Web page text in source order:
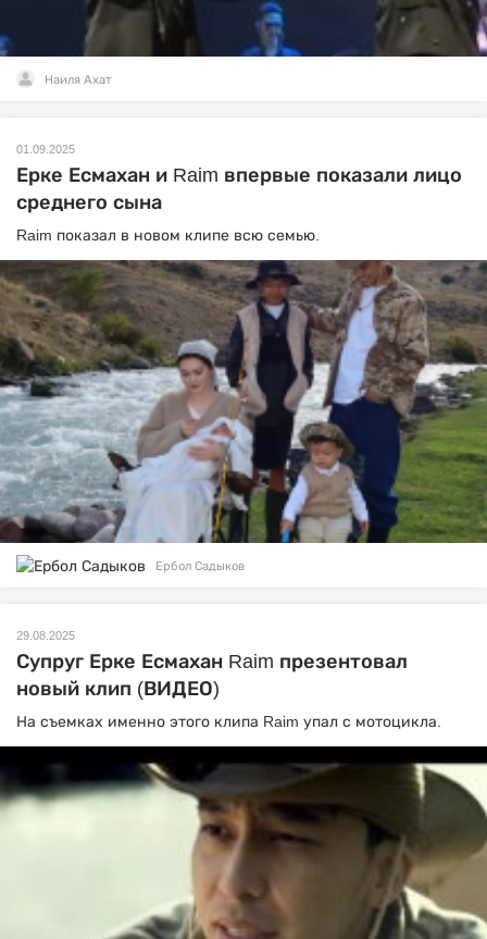
Наиля Ахат
01.09.2025
Ерке Есмахан и Raim впервые показали лицо
среднего сына
Raim показал в новом клипе всю семью.
Ербол Садыков
29.08.2025
Супруг Ерке Есмахан Raim презентовал
новый клип (ВИДЕО)
На съемках именно этого клипа Raim упал с мотоцикла.